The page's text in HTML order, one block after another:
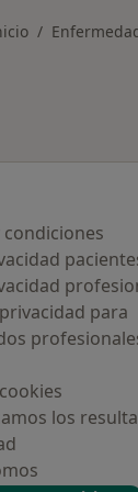
para
los
app o
un